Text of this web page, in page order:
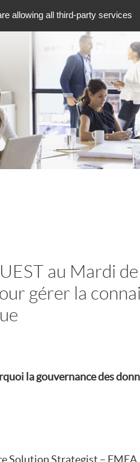
au Mardi
gérer la
la gouvernance des
Solution Strategist – EMEA
allowing all third-party services